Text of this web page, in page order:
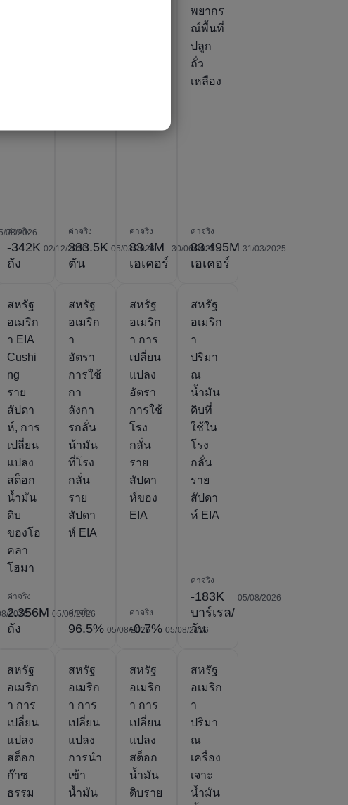
08/2026
ค่าจริง
-342K
ถัง
02/12/2020
ค่าจริง
383.5K
ตัน
05/03/2026
ค่าจริง
83.4M
เอเคอร์
30/06/2025
พยากร
ณ์พื้นที่
ปลูก
ถั่ว
เหลือง
ค่าจริง
83.495M
เอเคอร์
31/03/2025
2026
สหรัฐ
อเมริก
า EIA
Cushi
ng
ราย
สัปดา
ห์, การ
เปลี่ยน
แปลง
สต็อก
น้ำมัน
ดิบ
ของโอ
คลา
โฮมา
ค่าจริง
2.356M
ถัง
05/08/2026
สหรัฐ
อเมริก
า
อัตรา
การใช้
กา
ลังกา
รกลั่น
น้ามัน
ที่โรง
กลั่น
ราย
สัปดา
ห์ EIA
ค่าจริง
96.5% 05/08/2026
สหรัฐ
อเมริก
า การ
เปลี่ยน
แปลง
อัตรา
การใช้
โรง
กลั่น
ราย
สัปดา
ห์ของ
EIA
ค่าจริง
-0.7% 05/08/2026
สหรัฐ
อเมริก
า
ปริมา
ณ
น้ำมัน
ดิบที่
ใช้ใน
โรง
กลั่น
ราย
สัปดา
ห์ EIA
ค่าจริง
-183K
บาร์เรล/
วัน
05/08/2026
สหรัฐ
อเมริก
า การ
เปลี่ยน
แปลง
สต็อก
ก๊าซ
ธรรม
สหรัฐ
อเมริก
า การ
เปลี่ยน
แปลง
การนำ
เข้า
น้ำมัน
สหรัฐ
อเมริก
า การ
เปลี่ยน
แปลง
สต็อก
น้ำมัน
ดิบราย
สหรัฐ
อเมริก
า
ปริมา
ณ
เครื่อง
เจาะ
น้ำมัน